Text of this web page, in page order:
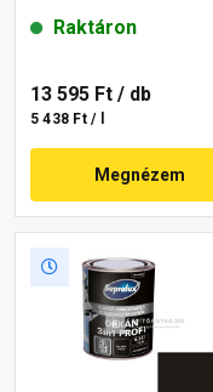
Raktáron
13 595 Ft / db
5 438 Ft / l
Megnézem